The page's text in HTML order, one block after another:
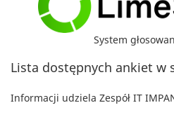
System
Lista dostępnych ankiet w
Informacji udziela Zespół IT